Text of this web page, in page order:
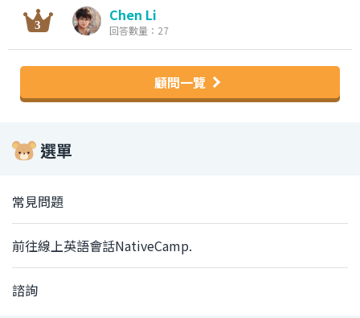
Chen Li
回答數量：27
顧問一覽
選單
常見問題
前往線上英語會話NativeCamp.
諮詢